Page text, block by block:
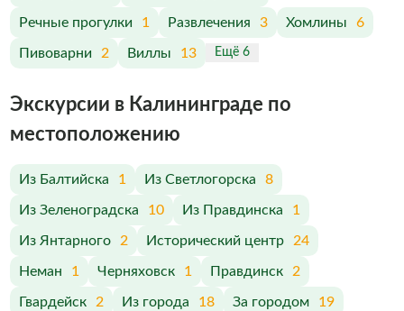
Речные прогулки 1 Развлечения 3 Хомлины 6
Пивоварни 2 Виллы 13 Ещё 6
Экскурсии в Калининграде по
меcтоположению
Из Балтийска 1 Из Светлогорска 8
Из Зеленоградска 10 Из Правдинска 1
Из Янтарного 2 Исторический центр 24
Неман 1 Черняховск 1 Правдинск 2
Гвардейск 2 Из города 18 За городом 19